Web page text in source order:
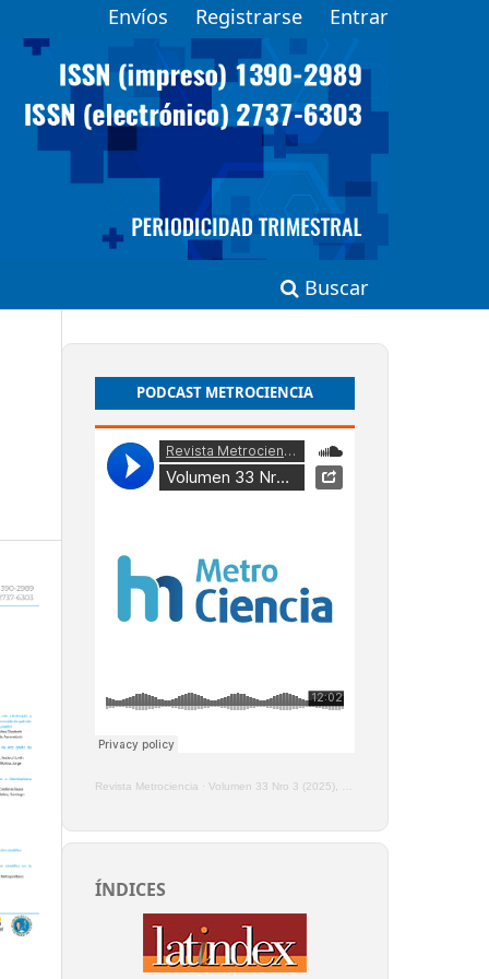
Buscar
Envíos Registrarse Entrar
PODCAST METROCIENCIA
Revista Metrociencia · Volumen 33 Nro 3 (2025), Enero - Marzo
ÍNDICES